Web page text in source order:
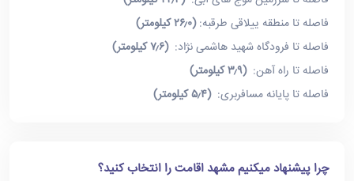
فاصله تا منطقه ییلاقی طرقبه:(۲۶٫۰ کیلومتر)
فاصله تا فرودگاه شهید هاشمی نژاد:(۷٫۶ کیلومتر)
فاصله تا راه آهن:(۳٫۹ کیلومتر)
فاصله تا پایانه مسافربری:(۵٫۴ کیلومتر)
چرا پیشنهاد میکنیم مشهد اقامت را انتخاب کنید؟